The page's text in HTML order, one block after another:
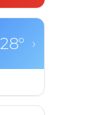
28° ›